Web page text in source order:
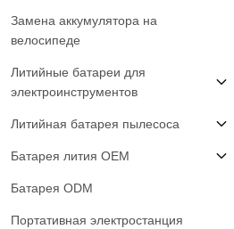
Замена аккумулятора на
велосипеде
Литийные батареи для
электроинструментов
Литийная батарея пылесоса
Батарея лития OEM
Батарея ODM
Портативная электростанция